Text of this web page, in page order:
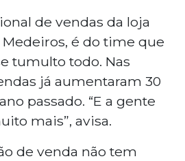
de vendas da loja
Medeiros, é do time que
tumulto todo. Nas
já aumentaram 30
passado. “E a gente
mais”, avisa.
de venda não tem